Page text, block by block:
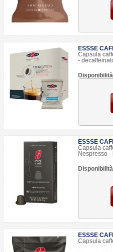
ESSSE
Capsula
-
ESSSE
Capsula
Nespresso -
ESSSE
Capsula